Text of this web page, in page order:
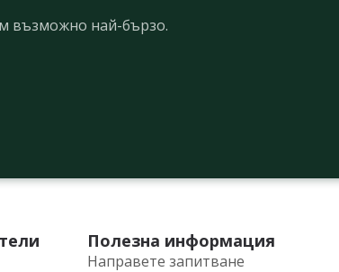
възможно най-бързо.
Полезна информация
Направете запитване